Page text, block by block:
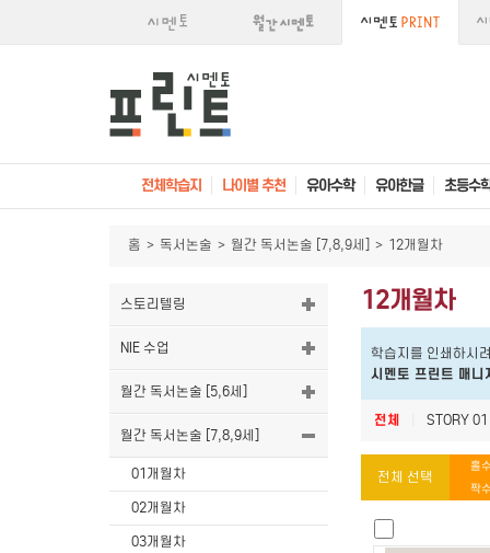
전체학습지 나이별 추천 유아수학 유아한글 초등수
홈 > 독서논술 > 월간 독서논술 [7,8,9세] > 12개월차
스토리텔링
NIE 수업
월간 독서논술 [5,6세]
월간 독서논술 [7,8,9세]
01개월차
02개월차
03개월차
12개월차
학습지를 인쇄하시
시멘토 프린트 매니
전체 STORY 01
전체 선택
홀
짝